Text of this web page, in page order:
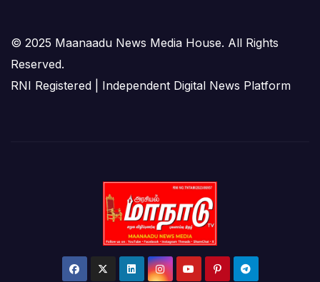
© 2025 Maanaadu News Media House. All Rights
Reserved.
RNI Registered | Independent Digital News Platform